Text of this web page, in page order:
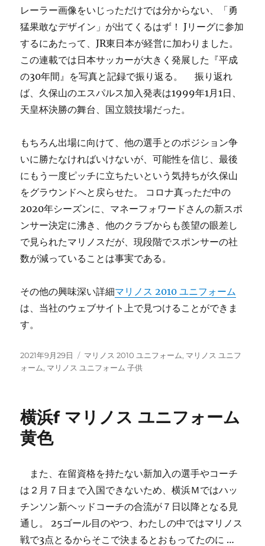
レーラー画像をいじっただけでは分からない、「勇
猛果敢なデザイン」が出てくるはず！ Jリーグに参加
するにあたって、JR東日本が経営に加わりました。
この連載では日本サッカーが大きく発展した『平成
の30年間』を写真と記録で振り返る。 振り返れ
ば、久保山のエスパルス加入発表は1999年1月1日、
天皇杯決勝の舞台、国立競技場だった。
もちろん出場に向けて、他の選手とのポジション争
いに勝たなければいけないが、可能性を信じ、最後
にもう一度ピッチに立ちたいという気持ちが久保山
をグラウンドへと戻らせた。 コロナ真っただ中の
2020年シーズンに、マネーフォワードさんの新スポ
ンサー決定に沸き、他のクラブからも羨望の眼差し
で見られたマリノスだが、現段階でスポンサーの社
数が減っていることは事実である。
その他の興味深い詳細マリノス 2010 ユニフォーム
は、当社のウェブサイト上で見つけることができま
す。
投
稿
2021年9月29日
タ
グ
マリノス 2010 ユニフォーム, マリノス ユニフ
ォーム, マリノス ユニフォーム 子供
横浜f マリノス ユニフォーム
黄色
また、在留資格を持たない新加入の選手やコーチ
は２月７日まで入国できないため、横浜Ｍではハッ
チンソン新ヘッドコーチの合流が７日以降となる見
通し。 25ゴール目のやつ、わたしの中ではマリノス
戦で3点とるからそこで決まるとおもってたのに …